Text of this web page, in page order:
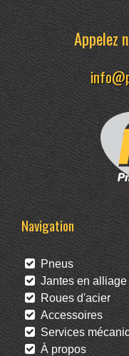
Appelez
Navigation
Pneus
Jantes en alliage
Roues d'acier
Accessoires
Services
À propos